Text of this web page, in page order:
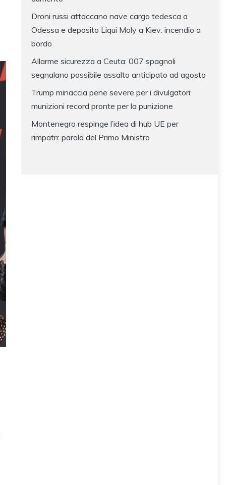
Droni russi attaccano nave cargo tedesca a
Odessa e deposito Liqui Moly a Kiev: incendio a
bordo
Allarme sicurezza a Ceuta: 007 spagnoli
segnalano possibile assalto anticipato ad agosto
Trump minaccia pene severe per i divulgatori:
munizioni record pronte per la punizione
Montenegro respinge l’idea di hub UE per
rimpatri: parola del Primo Ministro